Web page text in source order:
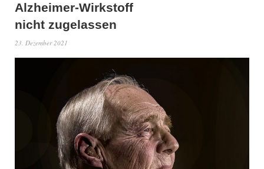
Alzheimer-Wirkstoff
nicht zugelassen
23. Dezember 2021